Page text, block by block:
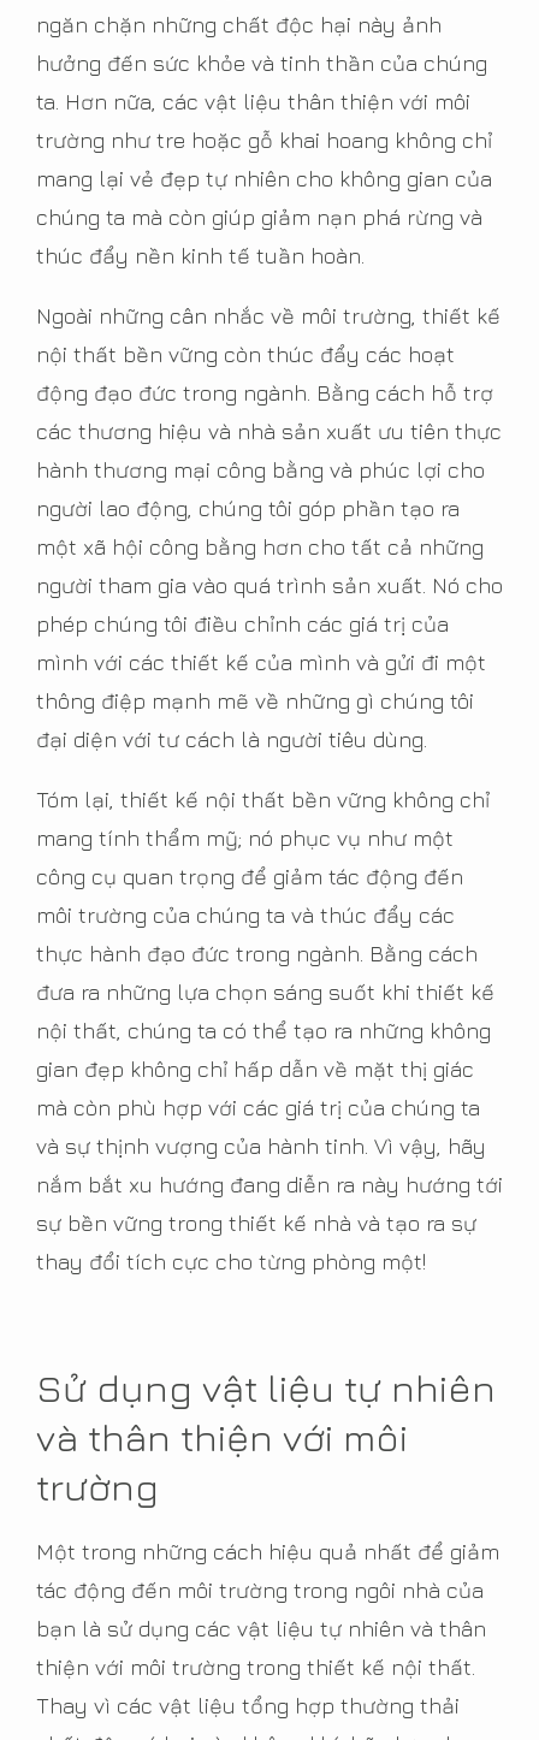
ngăn chặn những chất độc hại này ảnh
hưởng đến sức khỏe và tinh thần của chúng
ta. Hơn nữa, các vật liệu thân thiện với môi
trường như tre hoặc gỗ khai hoang không chỉ
mang lại vẻ đẹp tự nhiên cho không gian của
chúng ta mà còn giúp giảm nạn phá rừng và
thúc đẩy nền kinh tế tuần hoàn.
Ngoài những cân nhắc về môi trường, thiết kế
nội thất bền vững còn thúc đẩy các hoạt
động đạo đức trong ngành. Bằng cách hỗ trợ
các thương hiệu và nhà sản xuất ưu tiên thực
hành thương mại công bằng và phúc lợi cho
người lao động, chúng tôi góp phần tạo ra
một xã hội công bằng hơn cho tất cả những
người tham gia vào quá trình sản xuất. Nó cho
phép chúng tôi điều chỉnh các giá trị của
mình với các thiết kế của mình và gửi đi một
thông điệp mạnh mẽ về những gì chúng tôi
đại diện với tư cách là người tiêu dùng.
Tóm lại, thiết kế nội thất bền vững không chỉ
mang tính thẩm mỹ; nó phục vụ như một
công cụ quan trọng để giảm tác động đến
môi trường của chúng ta và thúc đẩy các
thực hành đạo đức trong ngành. Bằng cách
đưa ra những lựa chọn sáng suốt khi thiết kế
nội thất, chúng ta có thể tạo ra những không
gian đẹp không chỉ hấp dẫn về mặt thị giác
mà còn phù hợp với các giá trị của chúng ta
và sự thịnh vượng của hành tinh. Vì vậy, hãy
nắm bắt xu hướng đang diễn ra này hướng tới
sự bền vững trong thiết kế nhà và tạo ra sự
thay đổi tích cực cho từng phòng một!
Sử dụng vật liệu tự nhiên
và thân thiện với môi
trường
Một trong những cách hiệu quả nhất để giảm
tác động đến môi trường trong ngôi nhà của
bạn là sử dụng các vật liệu tự nhiên và thân
thiện với môi trường trong thiết kế nội thất.
Thay vì các vật liệu tổng hợp thường thải